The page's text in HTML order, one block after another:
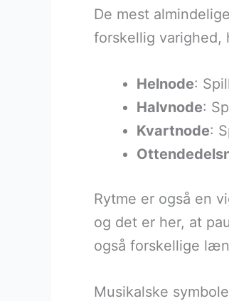
De mest
forskellig varighed,
Helnode:
Halvnode:
Kvartnode:
Rytme er også en
og det er her, at
også forskellige
Musikalske